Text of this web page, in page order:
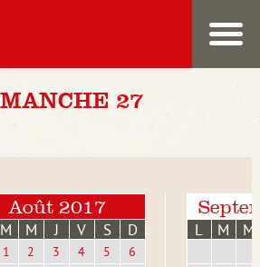
27
Août 2017
M M J V S D
1 2 3 4 5
6
L M M